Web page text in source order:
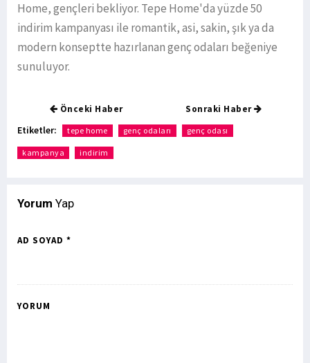
Home, gençleri bekliyor. Tepe Home'da yüzde 50
indirim kampanyası ile romantik, asi, sakin, şık ya da
modern konseptte hazırlanan genç odaları beğeniye
sunuluyor.
Önceki Haber Sonraki Haber
Etiketler: tepe home genç odaları genç odası
kampanya indirim
Yorum Yap
AD SOYAD *
YORUM